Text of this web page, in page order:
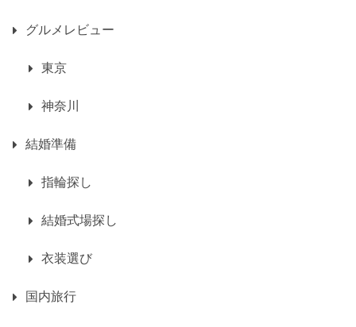
グルメレビュー
東京
神奈川
結婚準備
指輪探し
結婚式場探し
衣装選び
国内旅行